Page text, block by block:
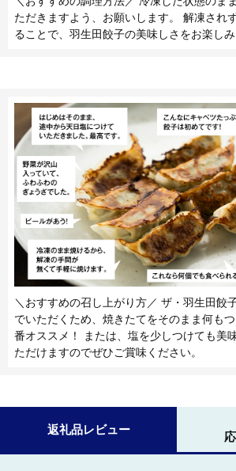
ただきますよう、お願いします。 解凍され
ることで、羽生田餃子の美味しさをお楽しみ
＼おすすめの召し上がり方／ ザ・羽生田餃
でいただくため、焼きたてをそのまま何も
番オススメ！ または、塩を少しつけても美
ただけますのでぜひご賞味ください。
返礼品レビュー